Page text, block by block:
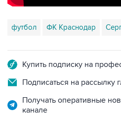
футбол ФК Краснодар
Купить подписку на
Подписаться на рассылку
Получать оперативные
канале